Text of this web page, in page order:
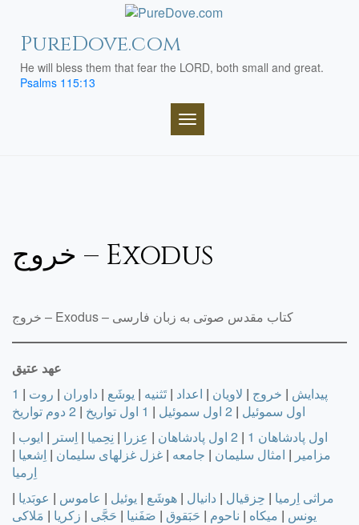
contentPureDove.com
He will bless them that fear the LORD, both small and great.
Psalms 115:13
TOGGLE NAVIGATION
خروج – Exodus
خروج – Exodus – کتاب مقدس صوتی به زبان فارسی
عهد عتیق
پیدایش | خروج | لاویان | اعداد | تَثنيه | يوشَع | داوران | روت |
1
اول سموئيل | 2 اول سموئيل | 1 اول تواريخ | 2 دوم تواريخ
اول پادشاهان 1
| 2 اول پادشاهان | عِزرا | نِحِميا | اِستر | ايوب |
مزامير | امثال سليمان | جامعه | غزل غزلهای سليمان | اِشعيا |
اِرميا
مراثی اِرميا | حِزقيال | دانيال | هوشَع | يوئيل | عاموس | عوبَديا |
يونس | ميکاه | ناحوم | حَبَقوق | صَفَنيا | حَجَّی | زکريا | مَلاکی